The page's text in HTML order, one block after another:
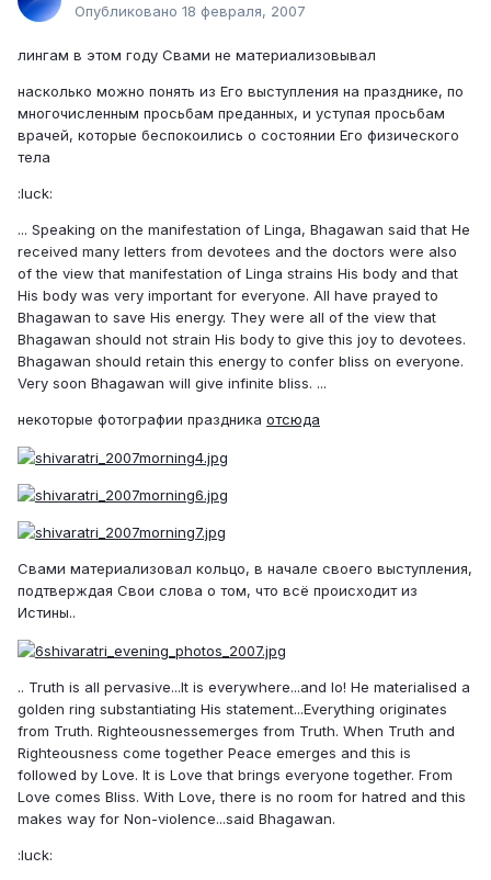
Опубликовано 18 февраля, 2007
лингам в этом году Свами не материализовывал
насколько можно понять из Его выступления на празднике, по
многочисленным просьбам преданных, и уступая просьбам
врачей, которые беспокоились о состоянии Его физического
тела
:luck:
... Speaking on the manifestation of Linga, Bhagawan said that He
received many letters from devotees and the doctors were also
of the view that manifestation of Linga strains His body and that
His body was very important for everyone. All have prayed to
Bhagawan to save His energy. They were all of the view that
Bhagawan should not strain His body to give this joy to devotees.
Bhagawan should retain this energy to confer bliss on everyone.
Very soon Bhagawan will give infinite bliss. ...
некоторые фотографии праздника отсюда
Свами материализовал кольцо, в начале своего выступления,
подтверждая Свои слова о том, что всё происходит из
Истины..
.. Truth is all pervasive...It is everywhere...and lo! He materialised a
golden ring substantiating His statement...Everything originates
from Truth. Righteousnessemerges from Truth. When Truth and
Righteousness come together Peace emerges and this is
followed by Love. It is Love that brings everyone together. From
Love comes Bliss. With Love, there is no room for hatred and this
makes way for Non-violence...said Bhagawan.
:luck: